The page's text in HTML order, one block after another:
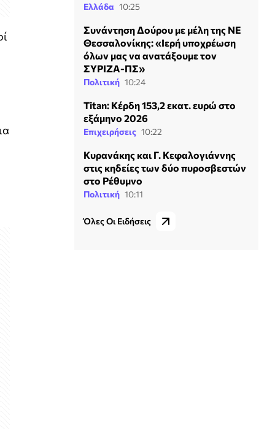
Ελλάδα 10:25
Συνάντηση Δούρου με μέλη της ΝΕ
Θεσσαλονίκης: «Ιερή υποχρέωση
όλων μας να ανατάξουμε τον
ΣΥΡΙΖΑ-ΠΣ»
Πολιτική 10:24
Titan: Κέρδη 153,2 εκατ. ευρώ στο
εξάμηνο 2026
Επιχειρήσεις 10:22
Κυρανάκης και Γ. Κεφαλογιάννης
στις κηδείες των δύο πυροσβεστών
στο Ρέθυμνο
Πολιτική 10:11
Όλες Οι Ειδήσεις